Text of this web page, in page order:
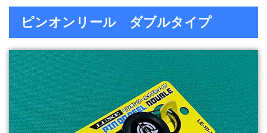
ピンオンリール ダブルタイプ